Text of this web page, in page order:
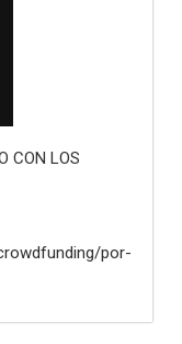
CON LOS
por-